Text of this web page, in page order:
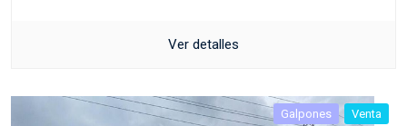
Ver detalles
Galpones Venta